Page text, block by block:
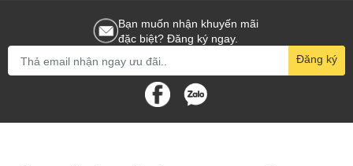
Đèn LED dây đơn sắc: Loại đèn này chỉ có một màu sắc
duy nhất như trắng, vàng, xanh lá cây, xanh lam, đỏ, v.v.
Đèn LED dây đổi màu:Loại đèn này có thể thay đổi màu
sắc theo nhiều chế độ khác nhau như nhấp nháy, chuyển
Bạn muốn nhận khuyến mãi
đặc biệt? Đăng ký ngay.
Đăng ký